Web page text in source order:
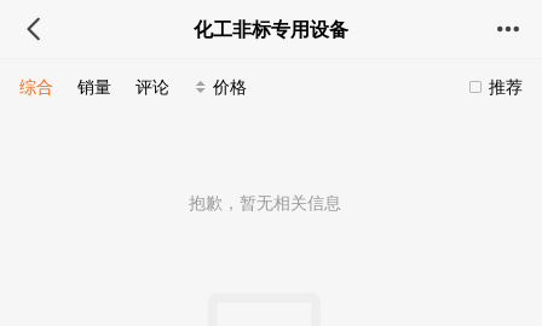
化工非标专用设备
推荐
综合 销量 评论 价格
抱歉，暂无相关信息